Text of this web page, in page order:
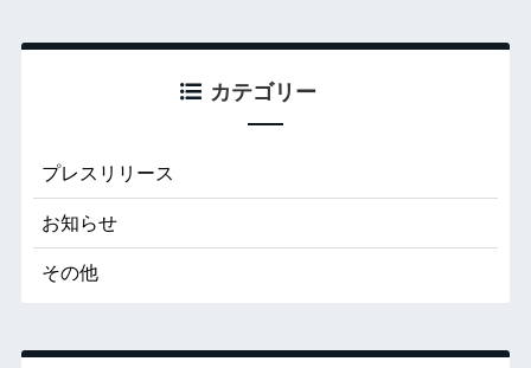
カテゴリー
プレスリリース
お知らせ
その他